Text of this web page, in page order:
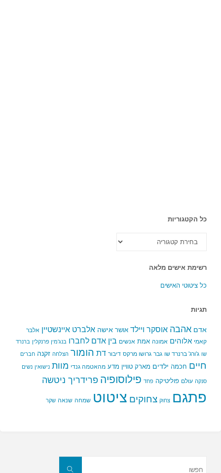
כל הקטגוריות
הקטגוריות
רשימת אישים מלאה
כל ציטוטי האישים
תגיות
אדם אהבה אוסקר ויילד אושר אישה אלברט איינשטיין אלבר
קאמי אלוהים אמונה אמת אנשים בין אדם לחברו בנג'מין פרנקלין ברנרד
שו ג'ורג' ברנרד שו גבר גרושו מרקס דיבור דת הומור הצלחה זקנה חברים
חיים חכמה ילדים מארק טוויין מדע מהאטמה גנדי מוות נישואין נשים
סנקה עולם פוליטיקה פחד פילוסופיה פרידריך ניטשה
פתגם צחוק צחוקים ציטוט שמחה שנאה שקר
חפשו